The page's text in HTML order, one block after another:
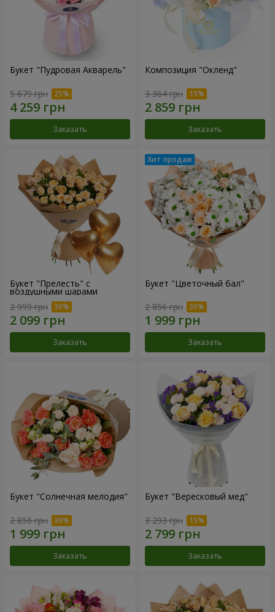
Букет "Пудровая Акварель"
5 679 грн
Заказать
Композиция "Окленд"
3 364 грн
Заказать
Букет "Прелесть" с
воздушными шарами
2 999 грн
Заказать
Букет "Цветочный бал"
2 856 грн
Заказать
Букет "Солнечная мелодия"
2 856 грн
Заказать
Букет "Вересковый мед"
3 293 грн
Заказать